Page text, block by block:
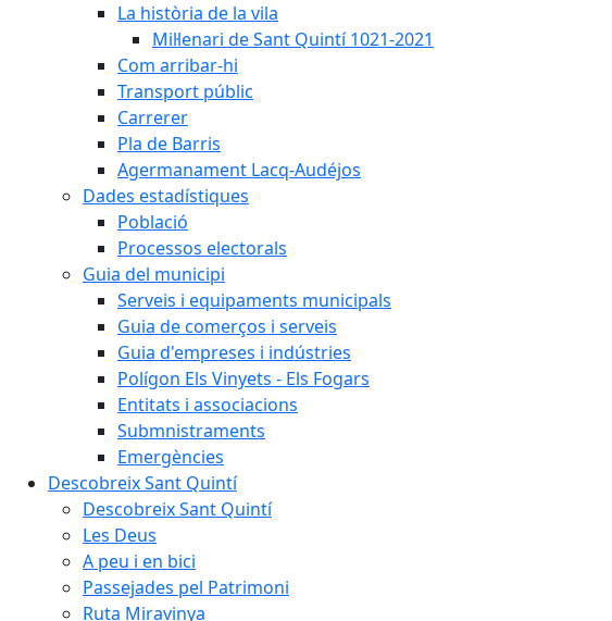
La història de la vila
Mil·lenari de Sant Quintí 1021-2021
Com arribar-hi
Transport públic
Carrerer
Pla de Barris
Agermanament Lacq-Audéjos
Dades estadístiques
Població
Processos electorals
Guia del municipi
Serveis i equipaments municipals
Guia de comerços i serveis
Guia d'empreses i indústries
Polígon Els Vinyets - Els Fogars
Entitats i associacions
Submnistraments
Emergències
Descobreix Sant Quintí
Descobreix Sant Quintí
Les Deus
A peu i en bici
Passejades pel Patrimoni
Ruta Miravinya